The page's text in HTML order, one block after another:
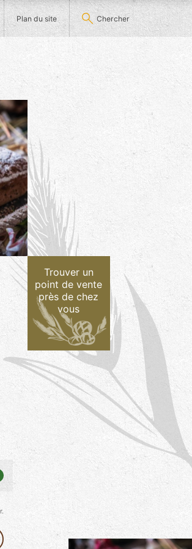
image
Trouver un
point de vente
près de chez
vous
Plan du site Chercher